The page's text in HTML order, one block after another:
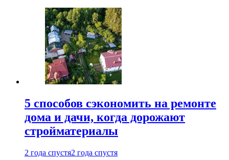
5 способов сэкономить на ремонте
дома и дачи, когда дорожают
стройматериалы
2 года спустя2 года спустя